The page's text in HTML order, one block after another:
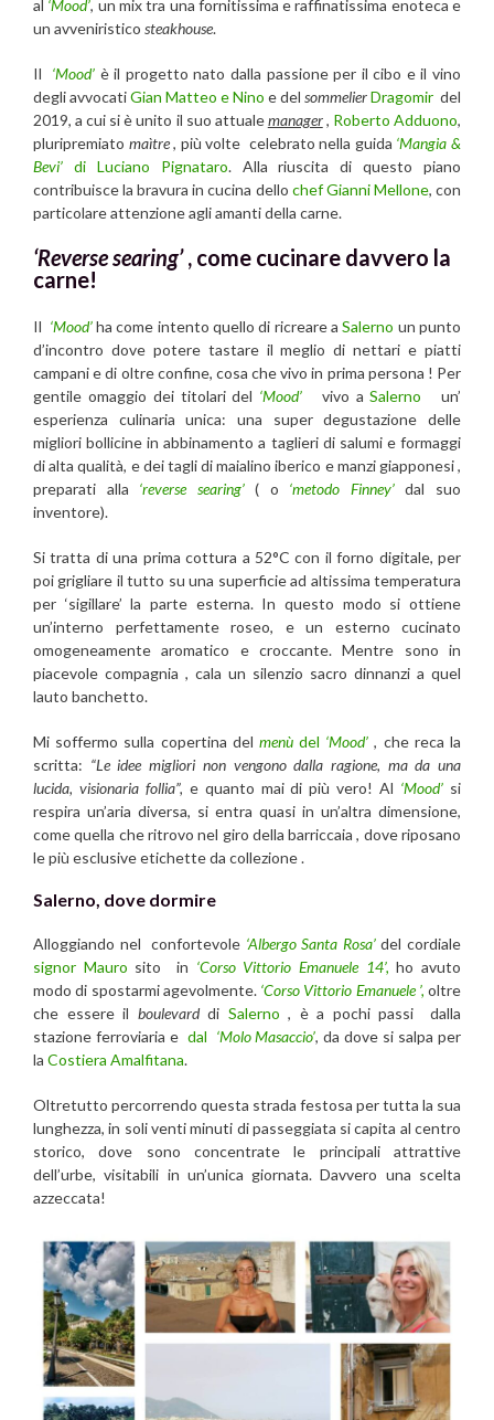
al ‘Mood’, un mix tra una fornitissima e raffinatissima enoteca e
un avveniristico steakhouse.
Il ‘Mood’ è il progetto nato dalla passione per il cibo e il vino
degli avvocatiGian Matteo e Nino e del sommelierDragomir del
2019, a cui si è unito il suo attualemanager, Roberto Adduono,
pluripremiato maìtre, più volte celebrato nella guida ‘Mangia &
Bevi’ di Luciano Pignataro. Alla riuscita di questo piano
contribuisce la bravura in cucina dello chef Gianni Mellone, con
particolare attenzione agli amanti della carne.
‘Reverse searing’, come cucinare davvero la
carne!
Il ‘Mood’ha come intento quello di ricreare aSalerno un punto
d’incontro dove potere tastare il meglio di nettari e piatti
campani e di oltre confine, cosa che vivo in prima persona ! Per
gentile omaggio dei titolari del ‘Mood’ vivo aSalerno un’
esperienza culinaria unica: una super degustazione delle
migliori bollicine in abbinamento a taglieri di salumi e formaggi
di alta qualità, e dei tagli di maialino iberico e manzi giapponesi ,
preparati alla ‘reverse searing’( o ‘metodo Finney’dal suo
inventore).
Si tratta di una prima cottura a 52°C con il forno digitale, per
poi grigliare il tutto su una superficie ad altissima temperatura
per ‘sigillare’ la parte esterna. In questo modo si ottiene
un’interno perfettamente roseo, e un esterno cucinato
omogeneamente aromatico e croccante. Mentre sono in
piacevole compagnia , cala un silenzio sacro dinnanzi a quel
lauto banchetto.
Mi soffermo sulla copertina del menùdel ‘Mood’ , che reca la
scritta: “Le idee migliori non vengono dalla ragione, ma da una
lucida, visionaria follia”, e quanto mai di più vero! Al ‘Mood’ si
respira un’aria diversa, si entra quasi in un’altra dimensione,
come quella che ritrovo nel giro della barriccaia , dove riposano
le più esclusive etichette da collezione .
Salerno, dove dormire
Alloggiando nel confortevole ‘Albergo Santa Rosa’ del cordiale
signor Mauro sito in ‘Corso Vittorio Emanuele 14’, ho avuto
modo di spostarmi agevolmente. ‘Corso Vittorio Emanuele ’, oltre
che essere il boulevard di Salerno , è a pochi passi dalla
stazione ferroviaria e dal ‘Molo Masaccio’, da dove si salpa per
la Costiera Amalfitana.
Oltretutto percorrendo questa strada festosa per tutta la sua
lunghezza, in soli venti minuti di passeggiata si capita al centro
storico, dove sono concentrate le principali attrattive
dell’urbe, visitabili in un’unica giornata. Davvero una scelta
azzeccata!